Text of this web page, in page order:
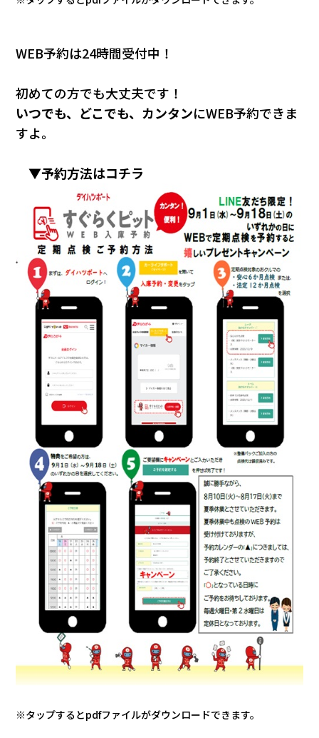
WEB予約は24時間受付中！
初めての方でも大丈夫です！
いつでも、どこでも、カンタンにWEB予約できま
すよ。
▼予約方法はコチラ
※タップするとpdfファイルがダウンロードできます。